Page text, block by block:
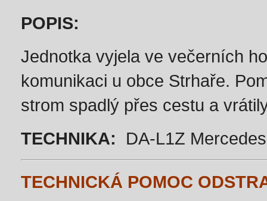
POPIS:
Jednotka vyjela ve večerních
komunikaci u obce Strhaře.
strom spadlý přes cestu a
TECHNIKA: DA-L1Z
TECHNICKÁ POMOC